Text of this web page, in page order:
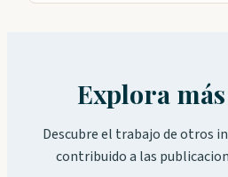
Explora
Descubre el trabajo de otros
contribuido a las